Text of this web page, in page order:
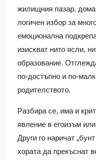
жилищния пазар,
логичен избор за
емоционална
изискват нито ясли,
образование.
по-достъпно и по-
родителството.
Разбира се, има и
явление в егоизъм или
Други го наричат
хората да прекъснат